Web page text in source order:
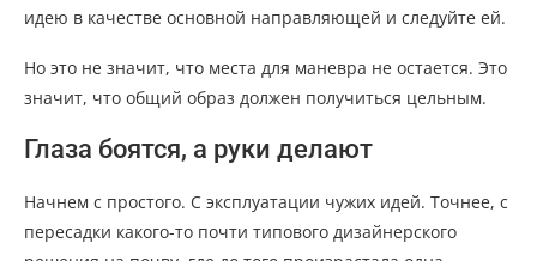
идею в качестве основной направляющей и следуйте ей.
Но это не значит, что места для маневра не остается. Это
значит, что общий образ должен получиться цельным.
Глаза боятся, а руки делают
Начнем с простого. С эксплуатации чужих идей. Точнее, с
пересадки какого-то почти типового дизайнерского